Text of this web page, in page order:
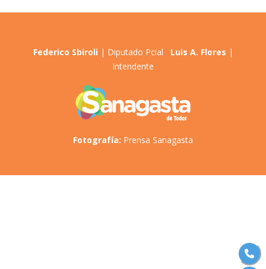
Federico Sbiroli | Diputado Pcial Luis A. Flores |
Intendente
Fotografía: Prensa Sanagasta